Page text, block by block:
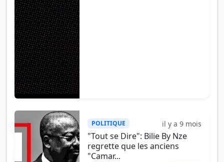
POLITIQUE il y a 9 mois
"Tout se Dire": Bilie By Nze
regrette que les anciens
"Camar...